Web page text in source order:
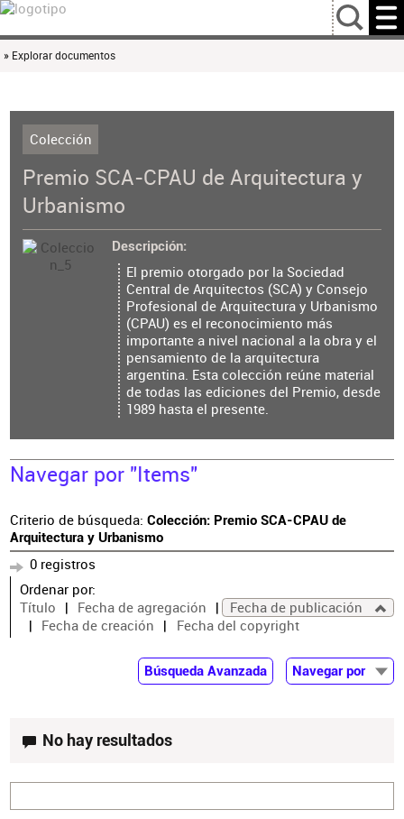
…
» Explorar documentos
Colección
Premio SCA-CPAU de Arquitectura y
Urbanismo
Descripción
El premio otorgado por la Sociedad
Central de Arquitectos (SCA) y Consejo
Profesional de Arquitectura y Urbanismo
(CPAU) es el reconocimiento más
importante a nivel nacional a la obra y el
pensamiento de la arquitectura
argentina. Esta colección reúne material
de todas las ediciones del Premio, desde
1989 hasta el presente.
Navegar por "Items"
Criterio de búsqueda: Colección: Premio SCA-CPAU de
Arquitectura y Urbanismo
0 registros
Ordenar por:
Título
Fecha de agregación
Fecha de publicación
Fecha de creación
Fecha del copyright
Búsqueda Avanzada
Navegar por
No hay resultados